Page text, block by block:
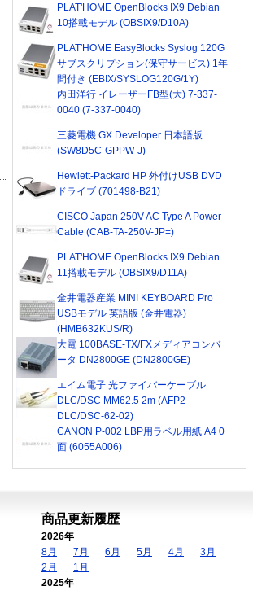
PLAT'HOME OpenBlocks IX9 Debian
10搭載モデル (OBSIX9/D10A)
PLAT'HOME EasyBlocks Syslog 120G
サブスクリプション(保守サービス) 1年
間付き (EBIX/SYSLOG120G/1Y)
内田洋行 イレーザーFB型(大) 7-337-
0040 (7-337-0040)
三菱電機 GX Developer 日本語版
(SW8D5C-GPPW-J)
Hewlett-Packard HP 外付けUSB DVD
ドライブ (701498-B21)
CISCO Japan 250V AC Type A Power
Cable (CAB-TA-250V-JP=)
PLAT'HOME OpenBlocks IX9 Debian
11搭載モデル (OBSIX9/D11A)
金井電器産業 MINI KEYBOARD Pro
USBモデル 英語版 (金井電器)
(HMB632KUS/R)
大電 100BASE-TX/FXメディアコンバ
ータ DN2800GE (DN2800GE)
エイム電子 光ファイバーケーブル
DLC/DSC MM62.5 2m (AFP2-
DLC/DSC-62-02)
CANON P-002 LBP用ラベル用紙 A4 0
面 (6055A006)
商品更新履歴
2026年
8月
7月 6月 5月 4月
3月
2月
1月
2025年